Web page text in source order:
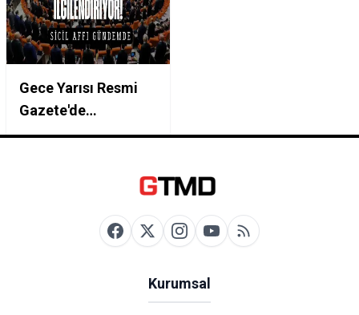
Gece Yarısı Resmi
Gazete'de
Yayımlandı! Sicil Affı
Olanlara Kredi Yolu
Kurumsal